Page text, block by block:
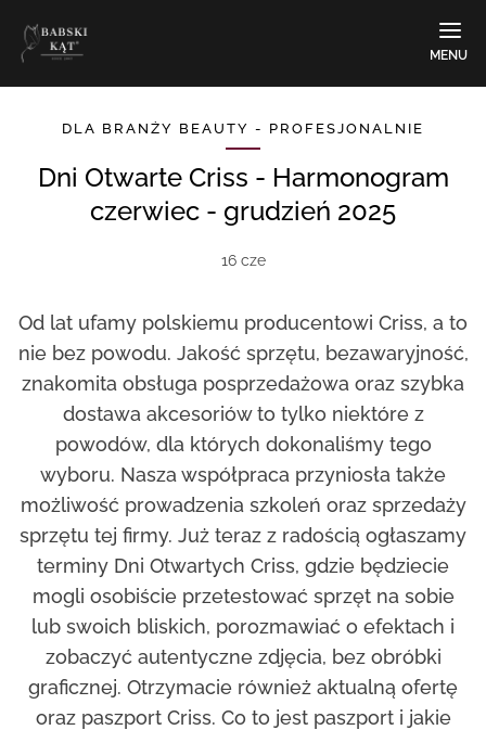
MENU
DLA BRANŻY BEAUTY - PROFESJONALNIE
Dni Otwarte Criss - Harmonogram
czerwiec - grudzień 2025
16 cze
Od lat ufamy polskiemu producentowi Criss, a to
nie bez powodu. Jakość sprzętu, bezawaryjność,
znakomita obsługa posprzedażowa oraz szybka
dostawa akcesoriów to tylko niektóre z
powodów, dla których dokonaliśmy tego
wyboru. Nasza współpraca przyniosła także
możliwość prowadzenia szkoleń oraz sprzedaży
sprzętu tej firmy. Już teraz z radością ogłaszamy
terminy Dni Otwartych Criss, gdzie będziecie
mogli osobiście przetestować sprzęt na sobie
lub swoich bliskich, porozmawiać o efektach i
zobaczyć autentyczne zdjęcia, bez obróbki
graficznej. Otrzymacie również aktualną ofertę
oraz paszport Criss. Co to jest paszport i jakie